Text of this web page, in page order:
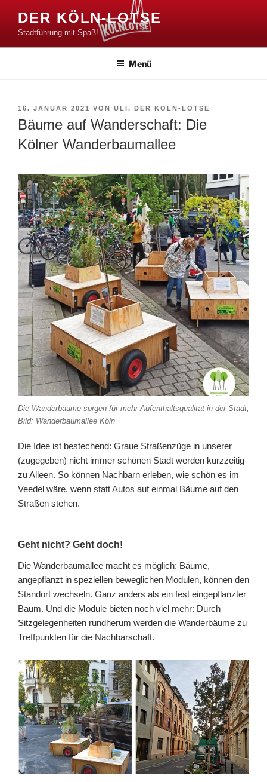
Inhalt
springen
DER KÖLN-LOTSE
Stadtführung mit Spaß!
Menü
VERÖFFENTLICHT
AM
16. JANUAR 2021 VON ULI, DER KÖLN-LOTSE
Bäume auf Wanderschaft: Die
Kölner Wanderbaumallee
Die Wanderbäume sorgen für mehr Aufenthaltsqualität in der Stadt,
Bild: Wanderbaumallee Köln
Die Idee ist bestechend: Graue Straßenzüge in unserer
(zugegeben) nicht immer schönen Stadt werden kurzzeitig
zu Alleen. So können Nachbarn erleben, wie schön es im
Veedel wäre, wenn statt Autos auf einmal Bäume auf den
Straßen stehen.
Geht nicht? Geht doch!
Die Wanderbaumallee macht es möglich: Bäume,
angepflanzt in speziellen beweglichen Modulen, können den
Standort wechseln. Ganz anders als ein fest eingepflanzter
Baum. Und die Module bieten noch viel mehr: Durch
Sitzgelegenheiten rundherum werden die Wanderbäume zu
Treffpunkten für die Nachbarschaft.